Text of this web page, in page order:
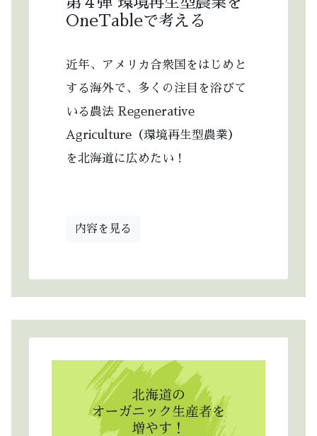
OneTableで考える
近年、アメリカ合衆国をはじめと
する海外で、多くの注目を浴びて
いる農法 Regenerative
Agriculture（環境再生型農業）
を北海道に広めたい！
内容を見る